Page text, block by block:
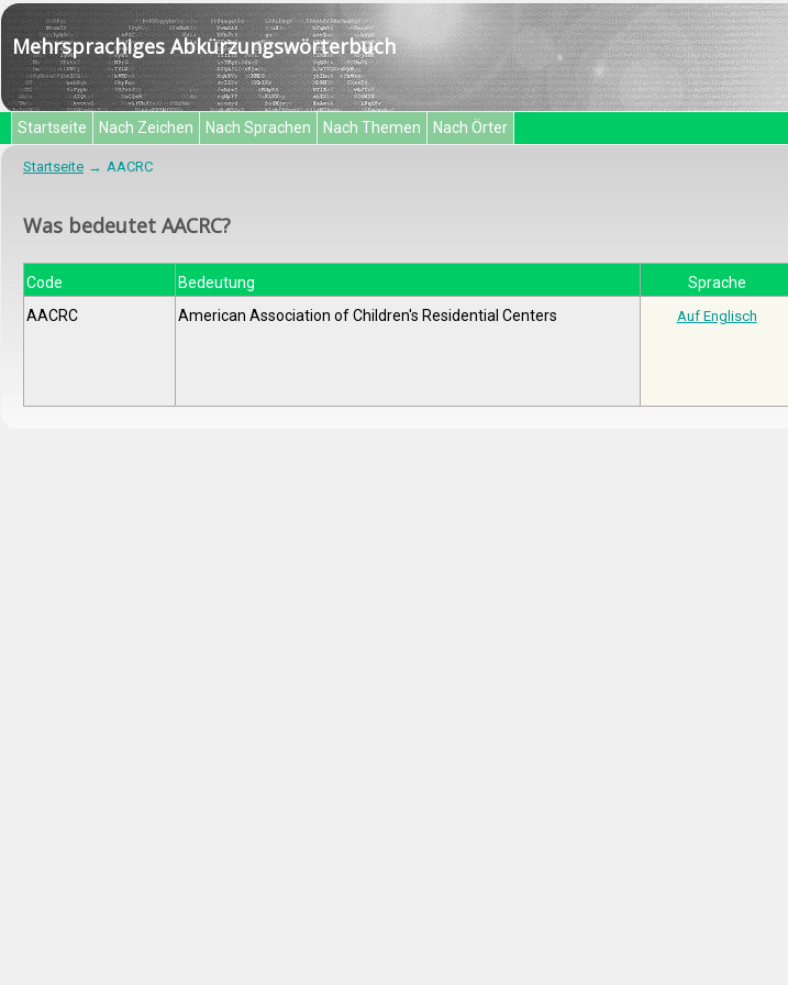
Mehrsprachiges Abkürzungswörterbuch
Startseite Nach Zeichen Nach Sprachen Nach Themen Nach Örter
Startseite AACRC
Was bedeutet AACRC?
Code Bedeutung Sprache
AACRC
American Association of Children's Residential Centers Auf Englisch